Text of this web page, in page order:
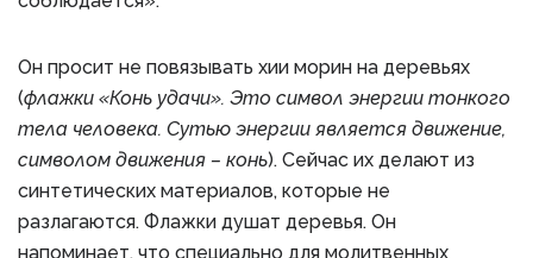
Он просит не повязывать хии морин на деревьях
(флажки «Конь удачи». Это символ энергии тонкого
тела человека. Сутью энергии является движение,
символом движения – конь). Сейчас их делают из
синтетических материалов, которые не
разлагаются. Флажки душат деревья. Он
напоминает, что специально для молитвенных